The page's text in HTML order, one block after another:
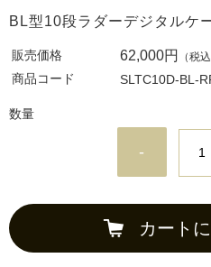
BL型10段ラダーデジタル
販売価格 62,000円 （税
商品コード SLTC10D-BL-
数量
-
カート